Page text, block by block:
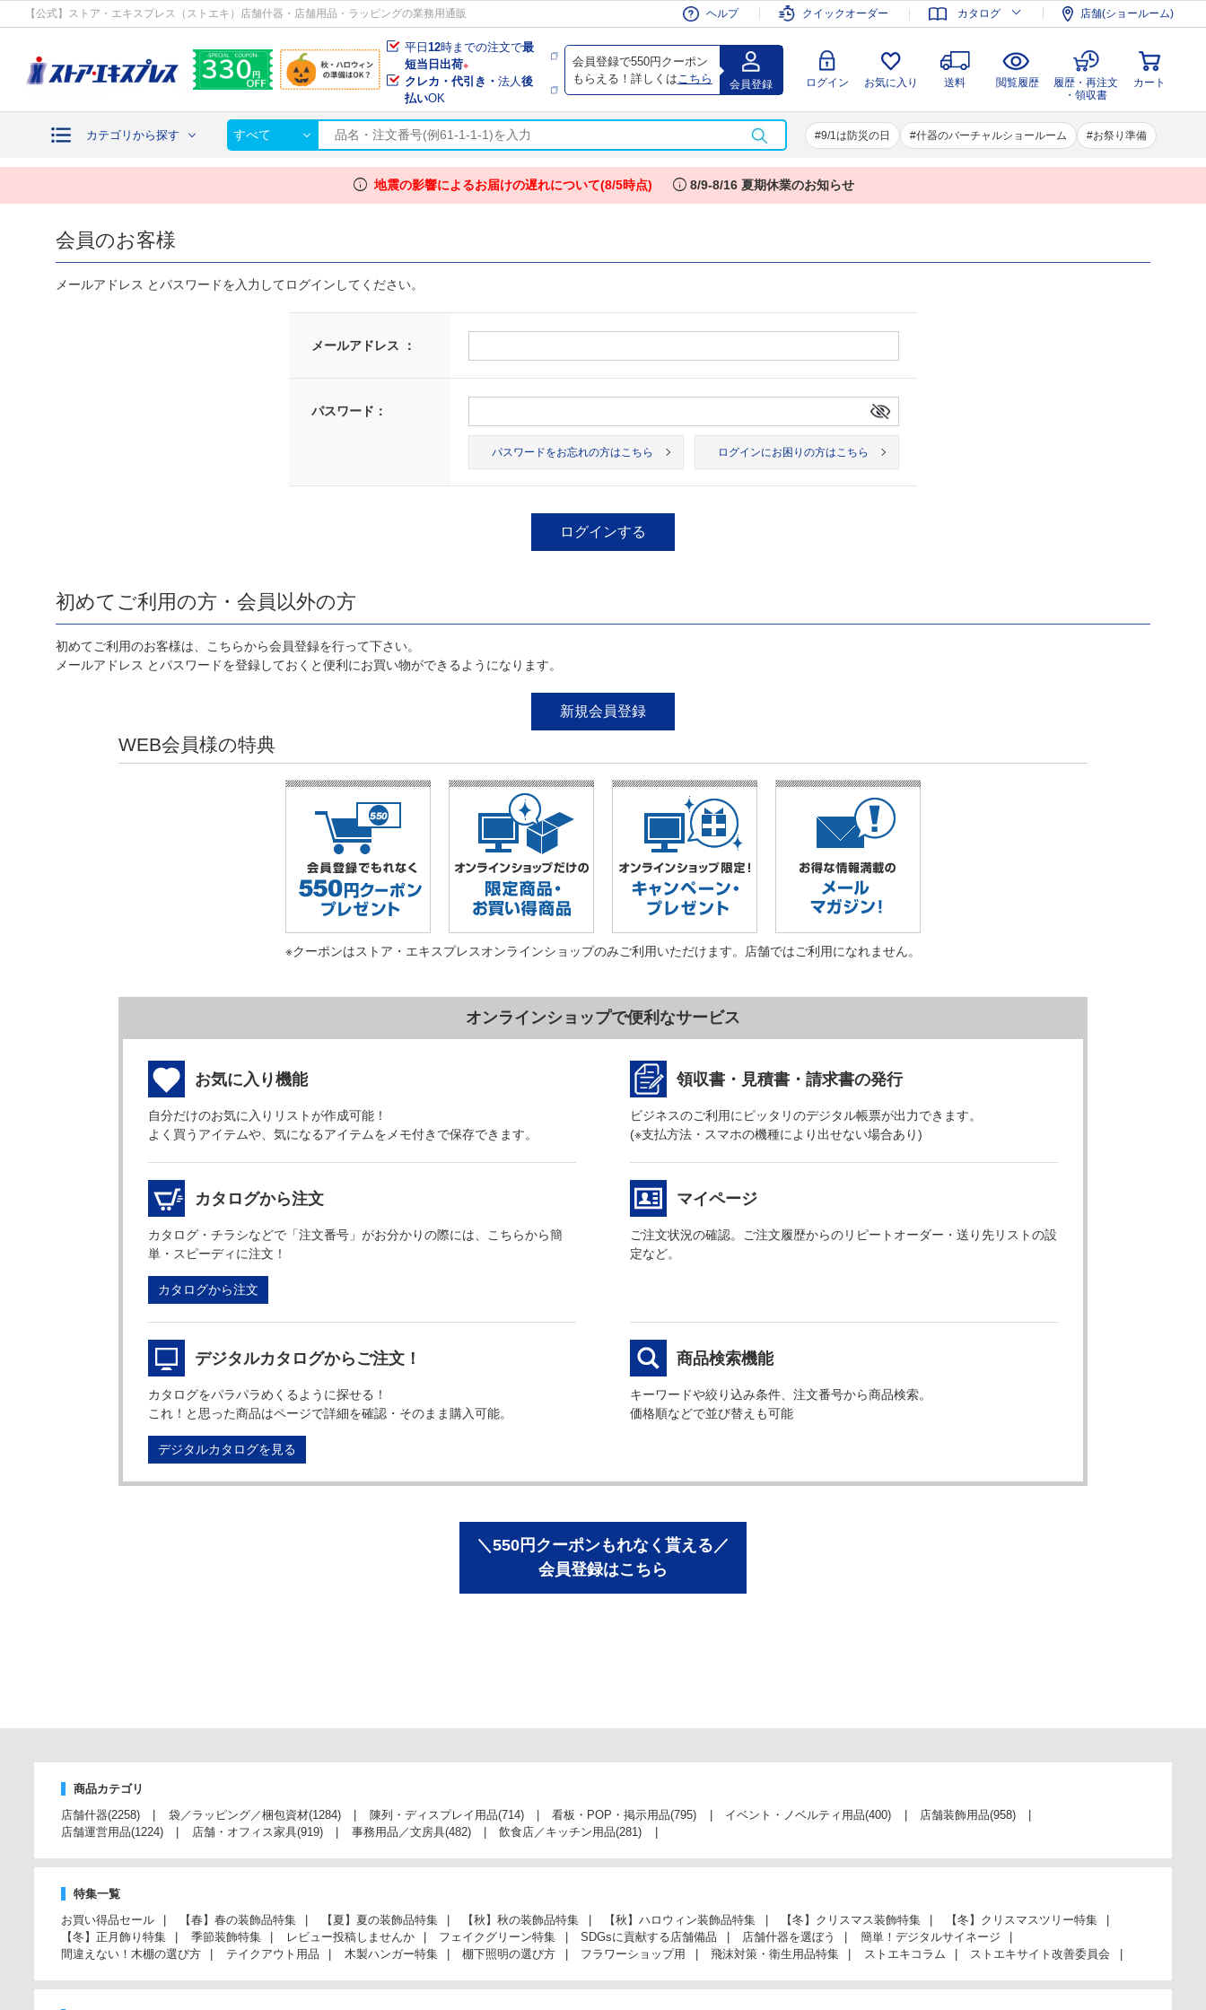
【公式】ストア・エキスプレス（ストエキ）店舗什器・店舗用品・ラッピングの業務用通販 ヘルプ クイックオーダー カタログ 店舗(ショールーム)
平日12時までの注文で最
短当日出荷※
クレカ・代引き・法人後
払いOK
会員登録で550円クーポン
もらえる！詳しくは こちら 会員登録 ログイン お気に入り 送料 閲覧履歴
履歴・再注文
・領収書
カート
カテゴリから探す すべて 9/1は防災の日 什器のバーチャルショールーム お祭り準備
会員登録 ログイン お気に入り 送料 閲覧履歴
履歴・再注文
・領収書
カート
info 地震の影響によるお届けの遅れについて(8/5時点) info 8/9-8/16 夏期休業のお知らせ
会員のお客様
メールアドレス とパスワードを入力してログインしてください。
メールアドレス ：
パスワード：
パスワードをお忘れの方はこちら ログインにお困りの方はこちら
初めてご利用の方・会員以外の方
初めてご利用のお客様は、こちらから会員登録を行って下さい。
メールアドレス とパスワードを登録しておくと便利にお買い物ができるようになります。
WEB会員様の特典
※クーポンはストア・エキスプレスオンラインショップのみご利用いただけます。店舗ではご利用になれません。
オンラインショップで便利なサービス
お気に入り機能
自分だけのお気に入りリストが作成可能！
よく買うアイテムや、気になるアイテムをメモ付きで保存できます。
領収書・見積書・請求書の発行
ビジネスのご利用にピッタリのデジタル帳票が出力できます。
(※支払方法・スマホの機種により出せない場合あり)
カタログから注文
カタログ・チラシなどで「注文番号」がお分かりの際には、こちらから簡
単・スピーディに注文！
カタログから注文
マイページ
ご注文状況の確認。ご注文履歴からのリピートオーダー・送り先リストの設
定など。
デジタルカタログからご注文！
カタログをパラパラめくるように探せる！
これ！と思った商品はページで詳細を確認・そのまま購入可能。
デジタルカタログを見る
商品検索機能
キーワードや絞り込み条件、注文番号から商品検索。
価格順などで並び替えも可能
＼550円クーポンもれなく貰える／
会員登録はこちら
商品カテゴリ
店舗什器(2258) 袋／ラッピング／梱包資材(1284) 陳列・ディスプレイ用品(714) 看板・POP・掲示用品(795) イベント・ノベルティ用品(400) 店舗装飾用品(958)
店舗運営用品(1224) 店舗・オフィス家具(919) 事務用品／文房具(482) 飲食店／キッチン用品(281)
特集一覧
お買い得品セール
【春】春の装飾品特集 【夏】夏の装飾品特集 【秋】秋の装飾品特集 【秋】ハロウィン装飾品特集 【冬】クリスマス装飾特集
【冬】クリスマスツリー特集
【冬】正月飾り特集
季節装飾特集 レビュー投稿しませんか フェイクグリーン特集 SDGsに貢献する店舗備品 店舗什器を選ぼう
簡単！デジタルサイネージ
間違えない！木棚の選び方
テイクアウト用品 木製ハンガー特集 棚下照明の選び方 フラワーショップ用 飛沫対策・衛生用品特集 ストエキコラム ストエキサイト改善委員会